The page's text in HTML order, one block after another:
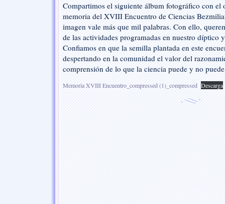
del
XVIII
Encuentro
Ciencias
Bezmiliana
Compartimos el siguiente álbum fotográfico con el
memoria del XVIII Encuentro de Ciencias
imagen vale más que mil palabras. Con ello,
de las actividades programadas en nuestro díptico
Confiamos en que la semilla plantada en este
despertando en la comunidad el valor del
comprensión de lo que la ciencia puede y no
Memoria XVIII Encuentro_compressed (1)_compressed Descarga